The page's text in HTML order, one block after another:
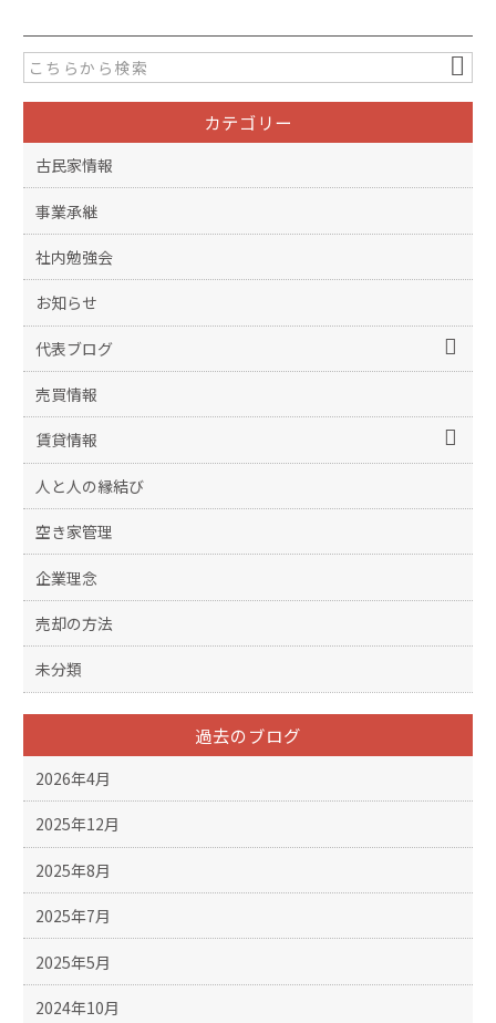
カテゴリー
古民家情報
事業承継
社内勉強会
お知らせ
代表ブログ
売買情報
賃貸情報
人と人の縁結び
空き家管理
企業理念
売却の方法
未分類
過去のブログ
2026年4月
2025年12月
2025年8月
2025年7月
2025年5月
2024年10月